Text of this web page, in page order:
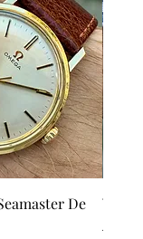
De